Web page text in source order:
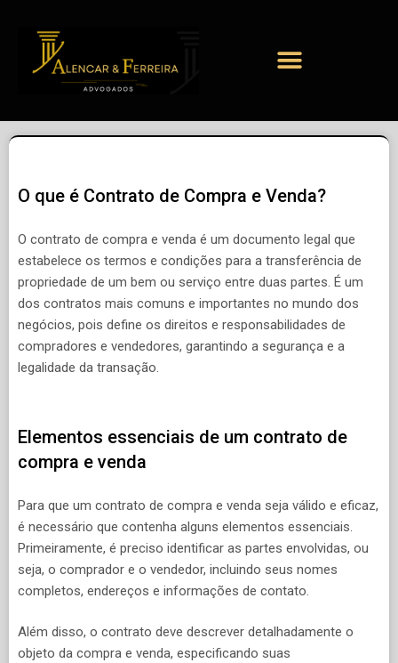
O que é Contrato de Compra e Venda?
O contrato de compra e venda é um documento legal que
estabelece os termos e condições para a transferência de
propriedade de um bem ou serviço entre duas partes. É um
dos contratos mais comuns e importantes no mundo dos
negócios, pois define os direitos e responsabilidades de
compradores e vendedores, garantindo a segurança e a
legalidade da transação.
Elementos essenciais de um contrato de
compra e venda
Para que um contrato de compra e venda seja válido e eficaz,
é necessário que contenha alguns elementos essenciais.
Primeiramente, é preciso identificar as partes envolvidas, ou
seja, o comprador e o vendedor, incluindo seus nomes
completos, endereços e informações de contato.
Além disso, o contrato deve descrever detalhadamente o
objeto da compra e venda, especificando suas